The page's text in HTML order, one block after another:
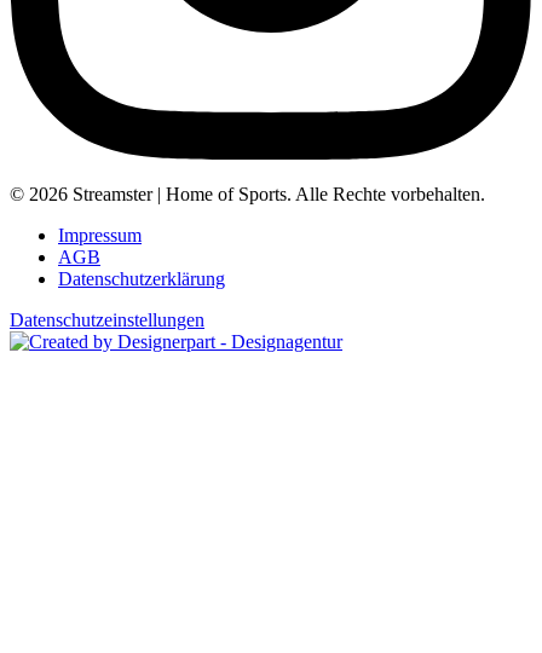
© 2026 Streamster | Home of Sports. Alle Rechte vorbehalten.
Impressum
AGB
Datenschutzerklärung
Datenschutzeinstellungen